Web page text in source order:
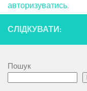
авторизуватись.
СЛІДКУВАТИ:
Пошук